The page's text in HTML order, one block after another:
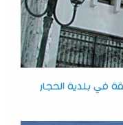
في بلدية الحجار